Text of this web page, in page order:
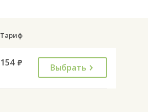
Тариф
154 руб. Выбрать